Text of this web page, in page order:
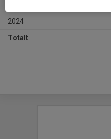
2024
Totalt